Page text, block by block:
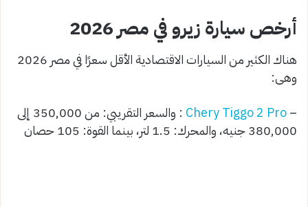
أرخص سيارة زيرو في مصر 2026
هناك الكثير من السيارات الاقتصادية الأقل سعرًا في مصر 2026
وهى:
–
Chery Tiggo 2 Pro
: والسعر التقريبي: من 350,000 إلى
380,000 جنيه، والمحرك: 1.5 لتر، بينما القوة: 105 حصان